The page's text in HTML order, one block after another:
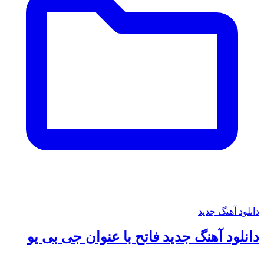
دانلود آهنگ جدید
دانلود آهنگ جدید فاتح با عنوان جی بی یو